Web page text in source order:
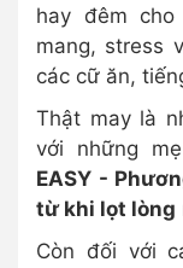
hay đêm
mang, stress
các cữ ăn,
Thật may là
với những
EASY -
từ khi lọt lòng
Còn đối với